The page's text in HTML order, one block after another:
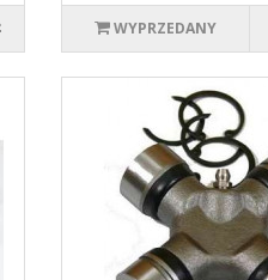
WYPRZEDANY